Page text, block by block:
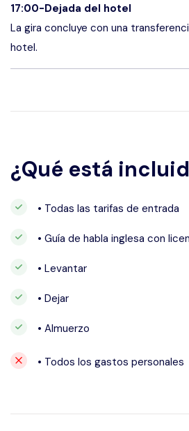
17:00-Dejada del hotel
La gira concluye con una
hotel.
¿Qué está
• Todas las tarifas de entrada
• Guía de habla inglesa con
• Levantar
• Dejar
• Almuerzo
• Todos los gastos personales